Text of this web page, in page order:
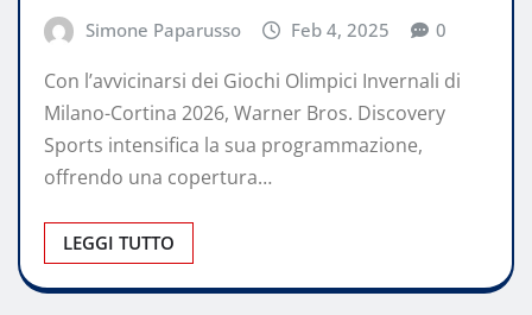
Simone Paparusso Feb 4, 2025 0
Con l’avvicinarsi dei Giochi Olimpici Invernali di
Milano-Cortina 2026, Warner Bros. Discovery
Sports intensifica la sua programmazione,
offrendo una copertura…
LEGGI TUTTO